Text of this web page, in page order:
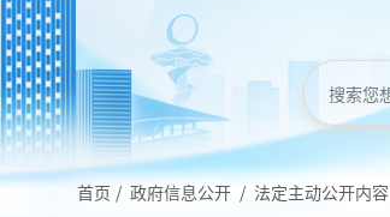
首页 / 政府信息公开 / 法定主动公开内容